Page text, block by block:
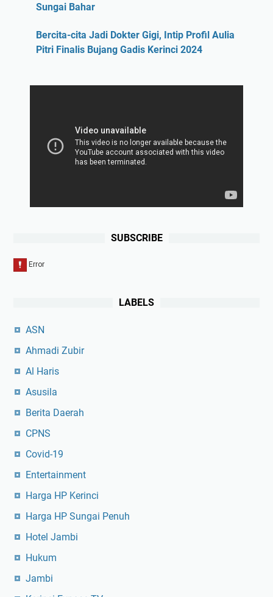
Sungai Bahar
Bercita-cita Jadi Dokter Gigi, Intip Profil Aulia
Pitri Finalis Bujang Gadis Kerinci 2024
SUBSCRIBE
LABELS
ASN
Ahmadi Zubir
Al Haris
Asusila
Berita Daerah
CPNS
Covid-19
Entertainment
Harga HP Kerinci
Harga HP Sungai Penuh
Hotel Jambi
Hukum
Jambi